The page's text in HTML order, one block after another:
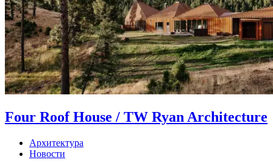
Four Roof House / TW Ryan Architecture
Архитектура
Новости